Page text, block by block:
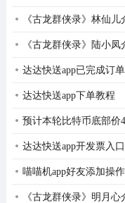
5、另外，玩家还可在
键位设置等，以此更
《古龙群侠录》林仙儿
《古龙群侠录》陆小凤
达达快送app已完成订
达达快送app下单教程
预计本轮比特币底部价
达达快送app开发票入口
喵喵机app好友添加操作
《古龙群侠录》明月心